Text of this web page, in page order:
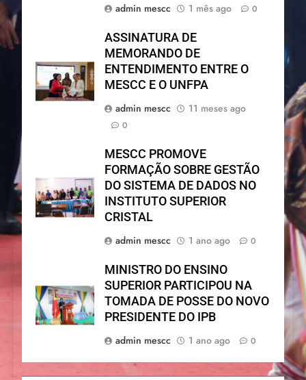
admin mescc
1 mês ago 0
ASSINATURA DE
MEMORANDO DE
ENTENDIMENTO ENTRE O
MESCC E O UNFPA
admin mescc
11 meses ago
0
MESCC PROMOVE
FORMAÇÃO SOBRE GESTÃO
DO SISTEMA DE DADOS NO
INSTITUTO SUPERIOR
CRISTAL
admin mescc
1 ano ago 0
MINISTRO DO ENSINO
SUPERIOR PARTICIPOU NA
TOMADA DE POSSE DO NOVO
PRESIDENTE DO IPB
admin mescc
1 ano ago 0